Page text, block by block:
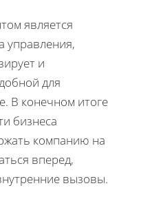
является
управления,
и
для
В конечном итоге
бизнеса
компанию на
вперед,
вызовы.